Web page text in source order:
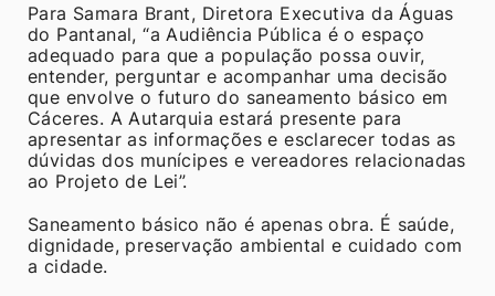
Para Samara Brant, Diretora Executiva da Águas
do Pantanal, “a Audiência Pública é o espaço
adequado para que a população possa ouvir,
entender, perguntar e acompanhar uma decisão
que envolve o futuro do saneamento básico em
Cáceres. A Autarquia estará presente para
apresentar as informações e esclarecer todas as
dúvidas dos munícipes e vereadores relacionadas
ao Projeto de Lei”.
Saneamento básico não é apenas obra. É saúde,
dignidade, preservação ambiental e cuidado com
a cidade.